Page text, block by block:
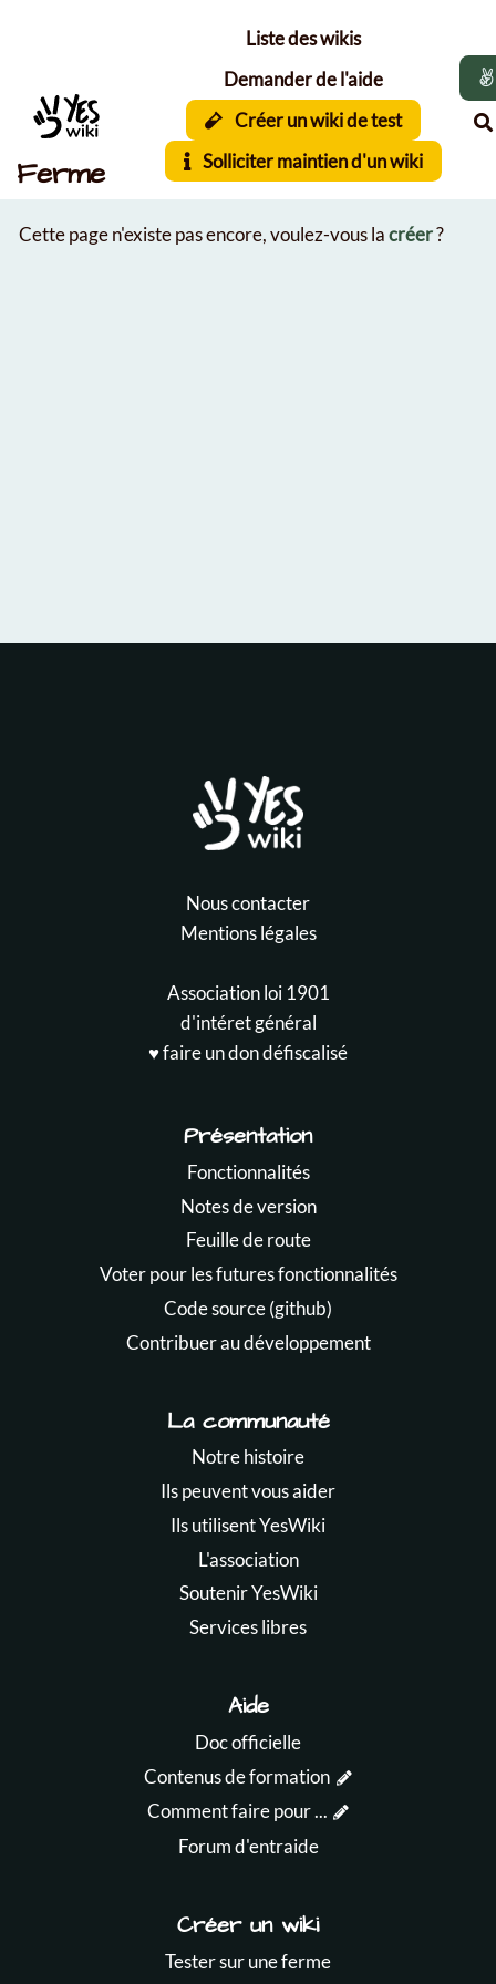
Ferme
Liste des wikis
Demander de l'aide
Créer un wiki de test
Solliciter maintien d'un wiki
Cette page n'existe pas encore, voulez-vous lacréer?
Nous contacter
Mentions légales
Association loi 1901
d'intéret général
♥️ faire un don défiscalisé
Présentation
Fonctionnalités
Notes de version
Feuille de route
Voter pour les futures fonctionnalités
Code source (github)
Contribuer au développement
La communauté
Notre histoire
Ils peuvent vous aider
Ils utilisent YesWiki
L'association
Soutenir YesWiki
Services libres
Aide
Doc officielle
Contenus de formation
Comment faire pour ...
Forum d'entraide
Créer un wiki
Tester sur une ferme